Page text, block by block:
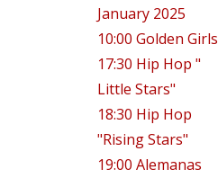
January 2025
10:00 Golden Girls
17:30 Hip Hop "
Little Stars"
18:30 Hip Hop
"Rising Stars"
19:00 Alemanas